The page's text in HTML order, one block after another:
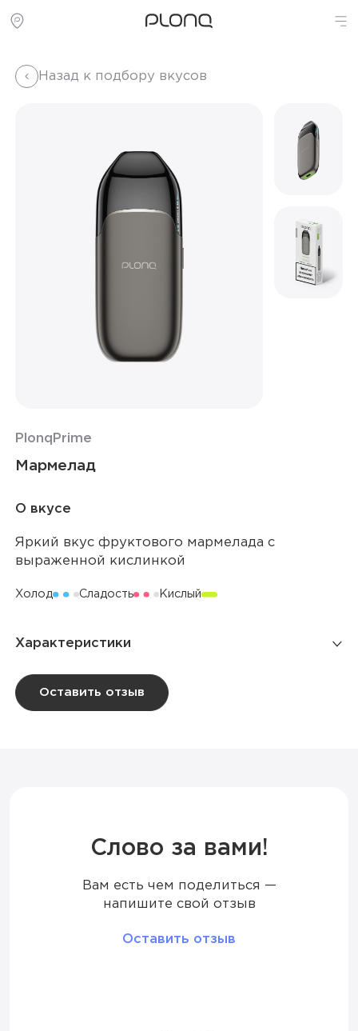
Назад к подбору вкусов
Plonq Prime
Мармелад
О вкусе
Яркий вкус фруктового мармелада с
выраженной кислинкой
Холод Сладость Кислый
Характеристики
Количество затяжек
Количество вкусов
Оставить отзыв
Слово за вами!
Вам есть чем поделиться —
напишите свой отзыв
Оставить отзыв